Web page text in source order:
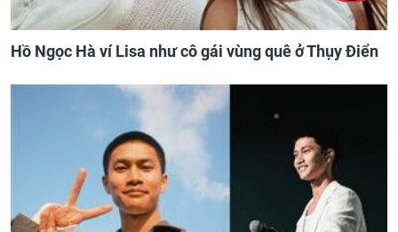
Hồ Ngọc Hà ví Lisa như cô gái vùng quê ở Thụy Điển